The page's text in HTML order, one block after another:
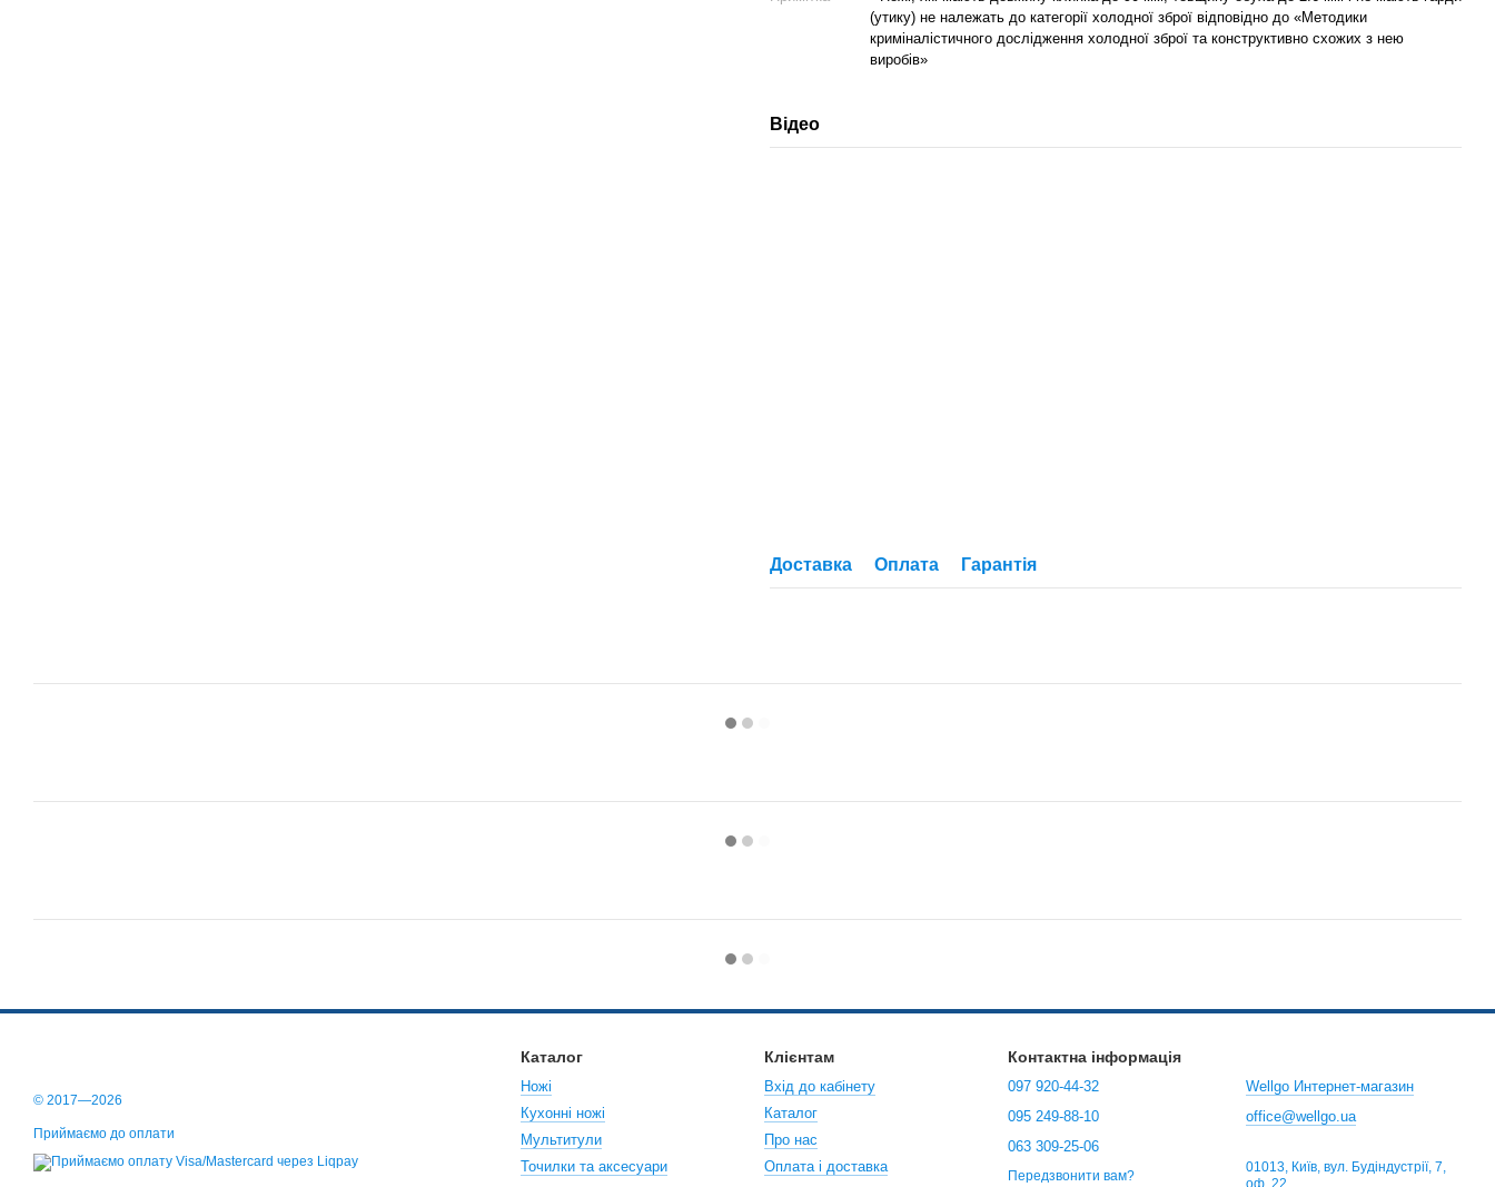
(утику) не належать до категорії холодної зброї відповідно до «Методики
криміналістичного дослідження холодної зброї та конструктивно схожих з нею
виробів»
Відео
Доставка Оплата Гарантія
© 2017—2026
Приймаємо до оплати
Каталог
Ножі
Кухонні ножі
Мультитули
Точилки та аксесуари
Клієнтам
Вхід до кабінету
Каталог
Про нас
Оплата і доставка
Контактна інформація
097 920-44-32
095 249-88-10
063 309-25-06
Передзвонити вам?
Wellgo Интернет-магазин
office@wellgo.ua
01013, Київ, вул. Будіндустрії, 7,
оф. 22